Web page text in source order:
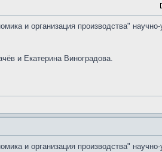
и организация производства" научно-
и Екатерина Виноградова.
и организация производства" научно-